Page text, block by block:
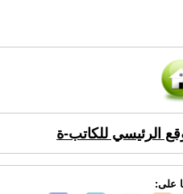
الرئيسي للكاتب-ة
على: